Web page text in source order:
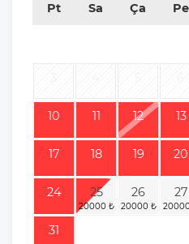
Pt Sa Ça Pe
10 11 12 13
17 18 19 20
24 25 26 27
31